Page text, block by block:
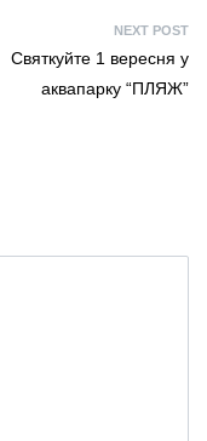
NEXT POST
Святкуйте 1 вересня у
аквапарку “ПЛЯЖ”